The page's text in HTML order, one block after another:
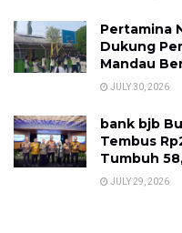
Pertamina
Dukung
Mandau
JULY 30, 2026
bank bjb
Tembus
Tumbuh
JULY 29, 2026